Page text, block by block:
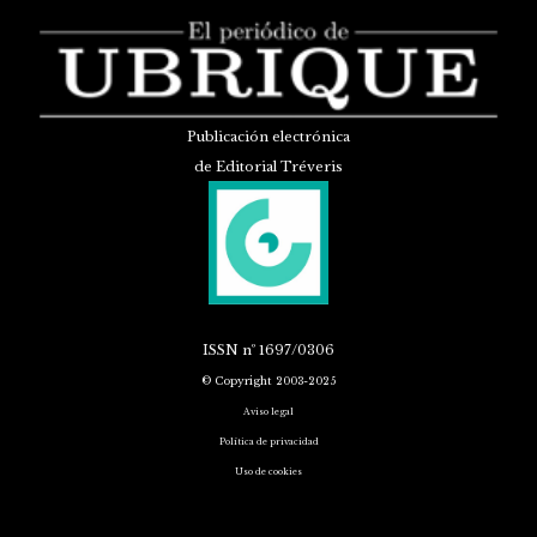
Publicación electrónica
de Editorial Tréveris
ISSN nº 1697/0306
© Copyright 2003-2025
Aviso legal
Política de privacidad
Uso de cookies